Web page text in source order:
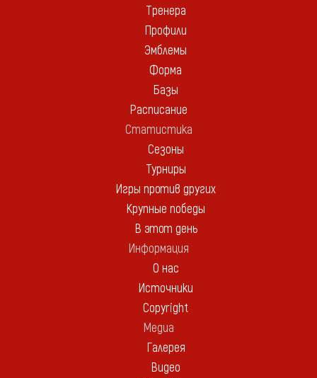
Тренера
Профили
Эмблемы
Форма
Базы
Расписание
Статистика
Сезоны
Турниры
Игры против других
Крупные победы
В этот день
Информация
О нас
Источники
Copyright
Медиа
Галерея
Видео